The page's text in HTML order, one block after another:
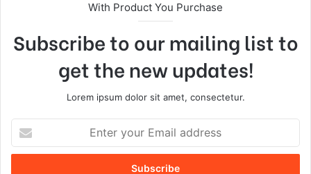
With Product You Purchase
Subscribe to our mailing list to
get the new updates!
Lorem ipsum dolor sit amet, consectetur.
t